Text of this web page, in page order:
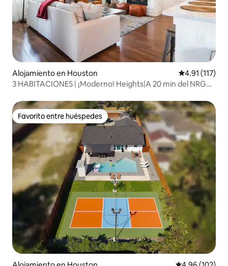
Alojamiento en Houston Calificación
4.91 (117)
3 HABITACIONES | ¡Moderno! Heights|A 20 min del NRG
Favorito entre huéspedes
Favorito entre huéspedes